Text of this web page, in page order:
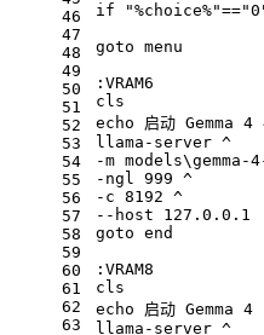
46
47
48
49
50
51
52
53
54
55
56
57
58
59
60
61
62
63
if
"%choice%"==
goto menu
:VRAM6
cls
echo 启动 Gemma
llama-server ^
-m
-ngl 999 ^
-c 8192 ^
--host 127.0.0.1
goto end
:VRAM8
cls
echo 启动 Gemma
llama-server ^